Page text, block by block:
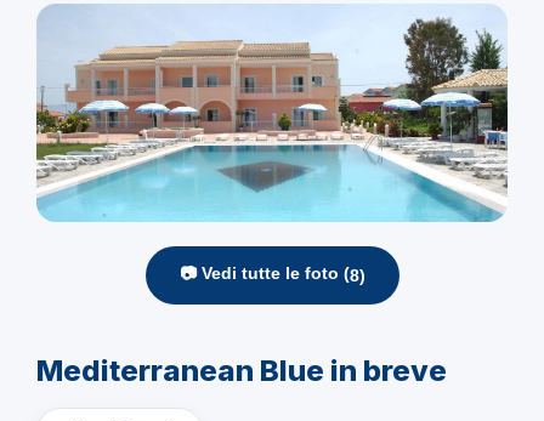
📷 Vedi tutte le foto (8)
Mediterranean Blue in breve